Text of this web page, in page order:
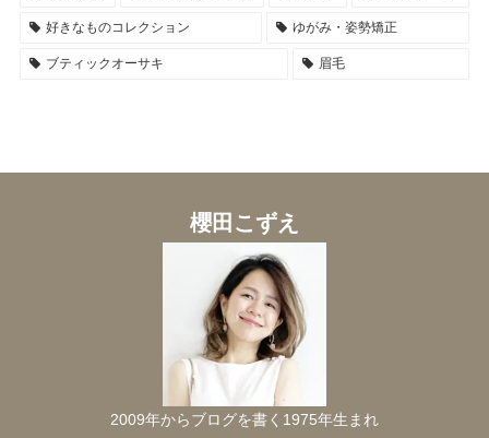
好きなものコレクション ゆがみ・姿勢矯正
ブティックオーサキ 眉毛
櫻田こずえ
2009年からブログを書く1975年生まれ